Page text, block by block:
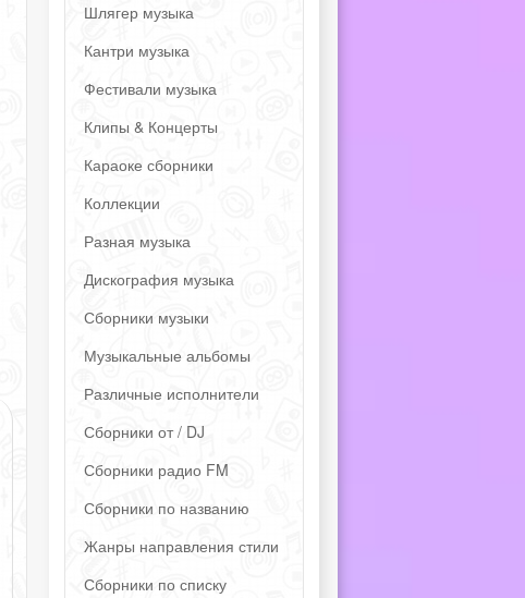
Шлягер музыка
Кантри музыка
Фестивали музыка
Клипы & Концерты
Караоке сборники
Коллекции
Разная музыка
Дискография музыка
Сборники музыки
Музыкальные альбомы
Различные исполнители
Сборники от / DJ
Сборники радио FM
Сборники по названию
Жанры направления стили
Сборники по списку